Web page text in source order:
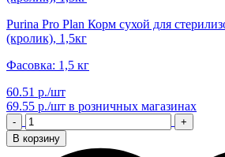
Purina Pro Plan Корм сухой для
(кролик), 1,5кг
Фасовка: 1,5 кг
60.51 р./шт
69.55 р./шт в розничных магазинах
-
+
В корзину